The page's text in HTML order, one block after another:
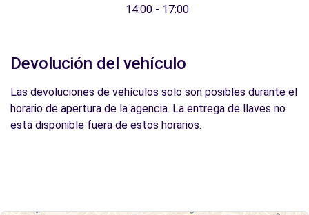
14:00 - 17:00
Devolución del vehículo
Las devoluciones de vehículos solo son posibles durante el
horario de apertura de la agencia. La entrega de llaves no
está disponible fuera de estos horarios.